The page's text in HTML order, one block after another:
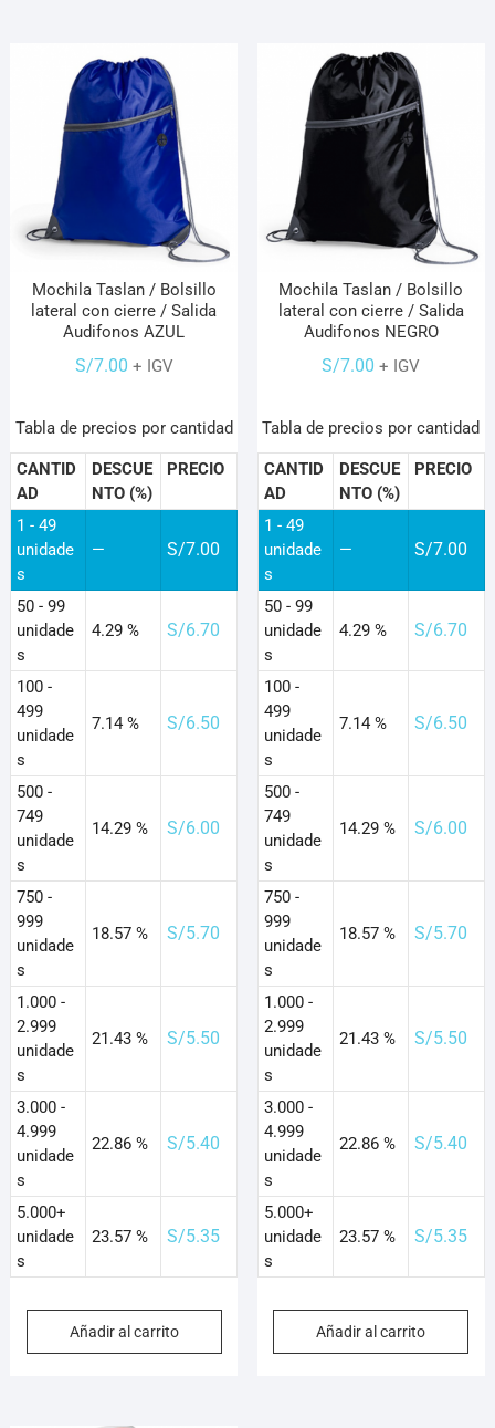
Mochila Taslan / Bolsillo
lateral con cierre / Salida
Audifonos AZUL
S/7.00 + IGV
Tabla de precios por cantidad
CANTID
AD
DESCUE
NTO (%)
PRECIO
1 - 49
unidade
s
— S/7.00
50 - 99
unidade
s
4.29 % S/6.70
100 -
499
unidade
s
7.14 % S/6.50
500 -
749
unidade
s
14.29 % S/6.00
750 -
999
unidade
s
18.57 % S/5.70
1.000 -
2.999
unidade
s
21.43 % S/5.50
3.000 -
4.999
unidade
s
22.86 % S/5.40
5.000+
unidade
s
23.57 % S/5.35
Añadir al carrito
Mochila Taslan / Bolsillo
lateral con cierre / Salida
Audifonos NEGRO
S/7.00 + IGV
Tabla de precios por cantidad
CANTID
AD
DESCUE
NTO (%)
PRECIO
1 - 49
unidade
s
— S/7.00
50 - 99
unidade
s
4.29 % S/6.70
100 -
499
unidade
s
7.14 % S/6.50
500 -
749
unidade
s
14.29 % S/6.00
750 -
999
unidade
s
18.57 % S/5.70
1.000 -
2.999
unidade
s
21.43 % S/5.50
3.000 -
4.999
unidade
s
22.86 % S/5.40
5.000+
unidade
s
23.57 % S/5.35
Añadir al carrito